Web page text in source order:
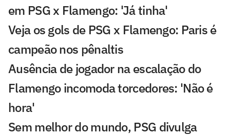
em PSG x Flamengo: 'Já tinha'
Veja os gols de PSG x Flamengo: Paris é
campeão nos pênaltis
Ausência de jogador na escalação do
Flamengo incomoda torcedores: 'Não é
hora'
Sem melhor do mundo, PSG divulga